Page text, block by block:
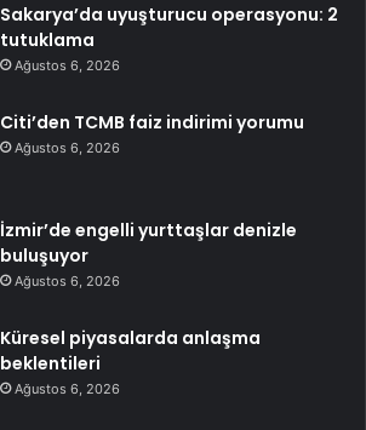
Sakarya’da uyuşturucu operasyonu: 2
tutuklama
Ağustos 6, 2026
Citi’den TCMB faiz indirimi yorumu
Ağustos 6, 2026
İzmir’de engelli yurttaşlar denizle
buluşuyor
Ağustos 6, 2026
Küresel piyasalarda anlaşma
beklentileri
Ağustos 6, 2026